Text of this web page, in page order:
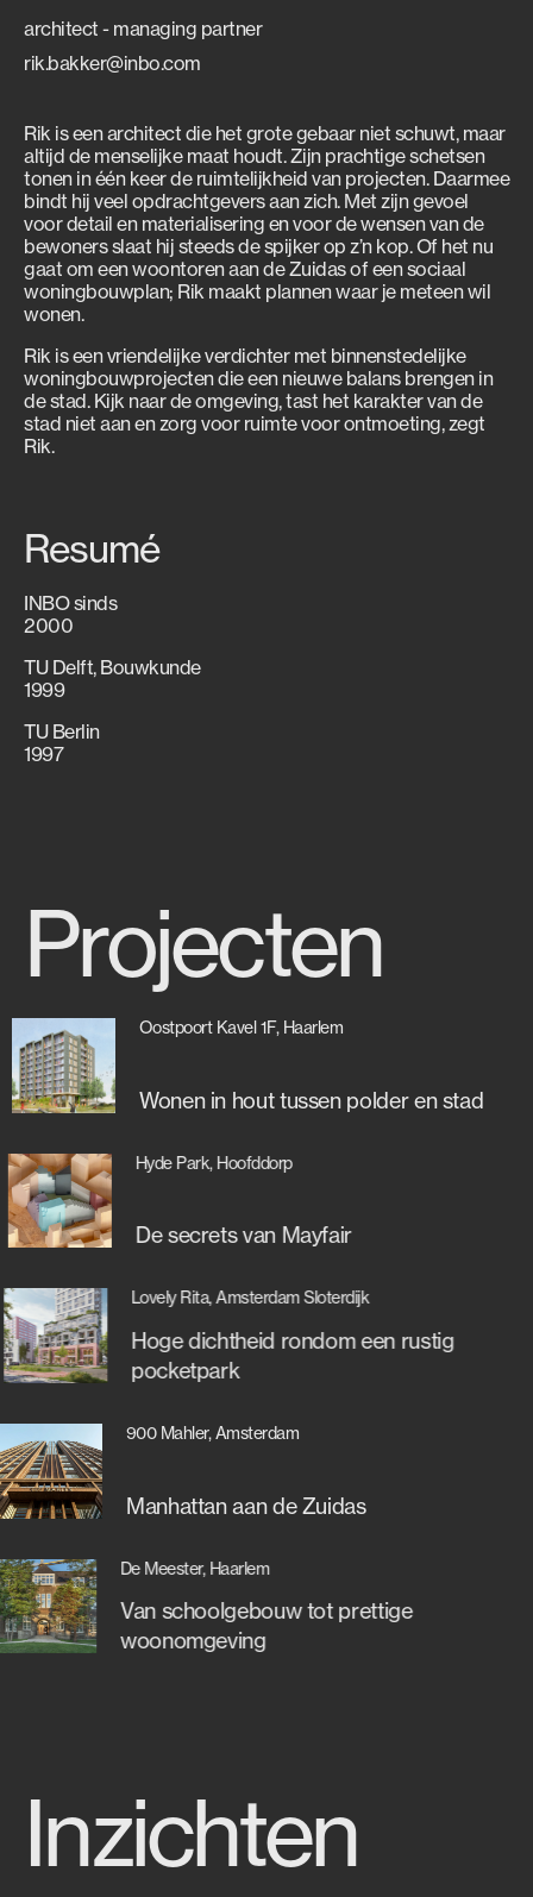
architect - managing partner
rik.bakker@inbo.com
Rik is een architect die het grote gebaar niet schuwt, maar
altijd de menselijke maat houdt. Zijn prachtige schetsen
tonen in één keer de ruimtelijkheid van projecten. Daarmee
bindt hij veel opdrachtgevers aan zich. Met zijn gevoel
voor detail en materialisering en voor de wensen van de
bewoners slaat hij steeds de spijker op z’n kop. Of het nu
gaat om een woontoren aan de Zuidas of een sociaal
woningbouwplan; Rik maakt plannen waar je meteen wil
wonen.
Rik is een vriendelijke verdichter met binnenstedelijke
woningbouwprojecten die een nieuwe balans brengen in
de stad. Kijk naar de omgeving, tast het karakter van de
stad niet aan en zorg voor ruimte voor ontmoeting, zegt
Rik.
Resumé
INBO sinds
2000
TU Delft, Bouwkunde
1999
TU Berlin
1997
Projecten
Oostpoort Kavel 1F, Haarlem
Wonen in hout tussen polder en stad
Hyde Park, Hoofddorp
De secrets van Mayfair
Lovely Rita, Amsterdam Sloterdijk
Hoge dichtheid rondom een rustig
pocketpark
900 Mahler, Amsterdam
Manhattan aan de Zuidas
De Meester, Haarlem
Van schoolgebouw tot prettige
woonomgeving
Inzichten